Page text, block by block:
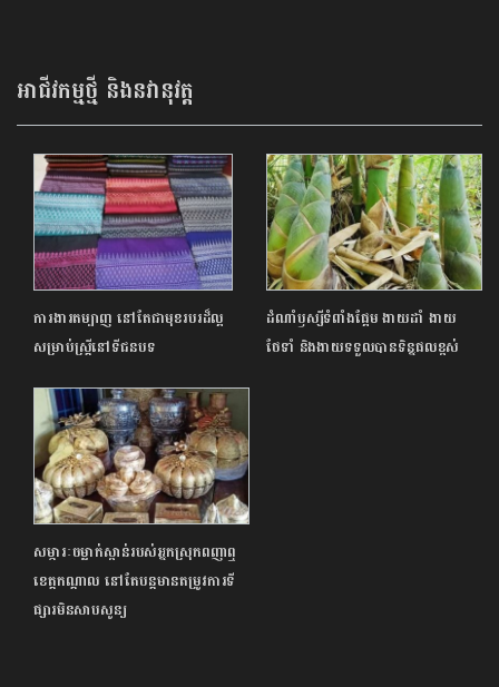
អាជីវកម្មថ្មី និងនវានុវត្ត
ការងារតម្បាញ នៅតែជាមុខរបរដ៏ល្អ
សម្រាប់ស្ត្រីនៅទីជនបទ
ដំណាំឫស្សីទំពាំងផ្អែម ងាយដាំ ងាយ
ថែទាំ និងងាយទទួលបានទិន្នផលខ្ពស់
សម្ភារៈចម្លាក់ស្ពាន់របស់អ្នកស្រុកពញាឮ
ខេត្តកណ្តាល នៅតែបន្តមានតម្រូវការទី
ផ្សារមិនសាបសូន្យ